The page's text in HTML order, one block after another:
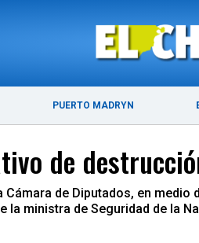
PUERTO MADRYN
de
de Diputados, en
ministra de Seguridad de la